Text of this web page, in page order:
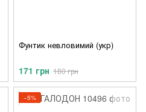
Фунтик невловимий (укр)
171 грн 180 грн
−5%